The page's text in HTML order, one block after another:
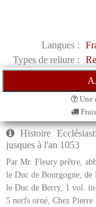
Langues :
Types de reliure :
Une
Histoire
jusques à l'an 1053
Par Mr. Fleury prêtre,
le Duc de Bourgogne,
le Duc de Berry, 1 vol.
5 nerfs orné, Chez